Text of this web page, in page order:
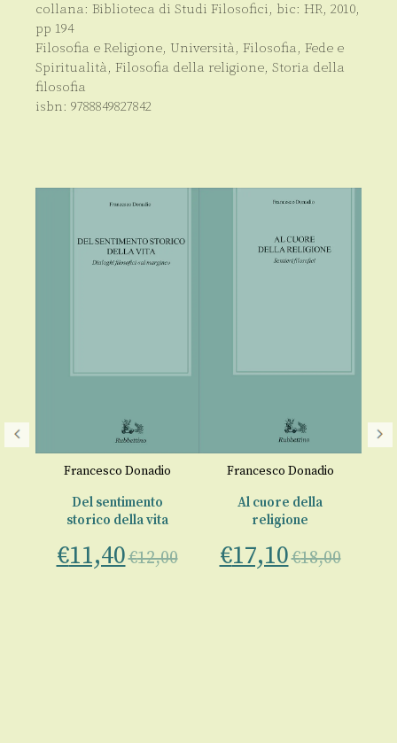
collana: Biblioteca di Studi Filosofici, bic: HR, 2010,
pp 194
Filosofia e Religione, Università, Filosofia, Fede e
Spiritualità, Filosofia della religione, Storia della
filosofia
isbn: 9788849827842
Francesco Donadio
Del sentimento
storico della vita
€11,40€12,00
Francesco Donadio
Al cuore della
religione
€17,10€18,00